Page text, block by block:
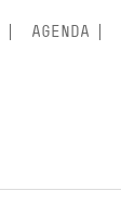
AGENDA